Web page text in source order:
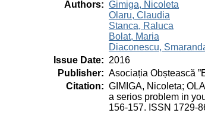
Authors: Gimiga, Nicoleta
Olaru, Claudia
Stanca, Raluca
Bolat, Maria
Diaconescu,
Issue Date: 2016
Publisher: Asociația Obștească
Citation: GIMIGA, Nicoleta;
a serios problem in
156-157. ISSN 1729-